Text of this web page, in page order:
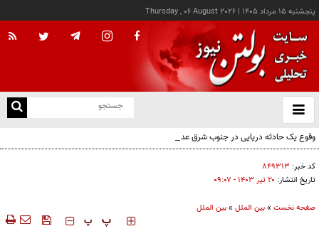
پنجشنبه ۱۵ مرداد ۱۴۰۵ |
Thursday , 06 August 2026
باز
و
وقوع یک حادثه دریایی در جنوب شرق عدن
کد خبر: ۸۴۹۳۱۳
تاریخ انتشار: ۲۰ تير ۱۴۰۳ - ۰۹:۰۷
صفحه نخست »بین الملل »بین الملل
‍‍‍ پ پ